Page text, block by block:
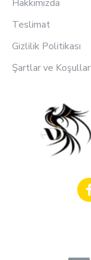
Hakkımızda
Teslimat
Gizlilik Politikası
Şartlar ve Koşullar